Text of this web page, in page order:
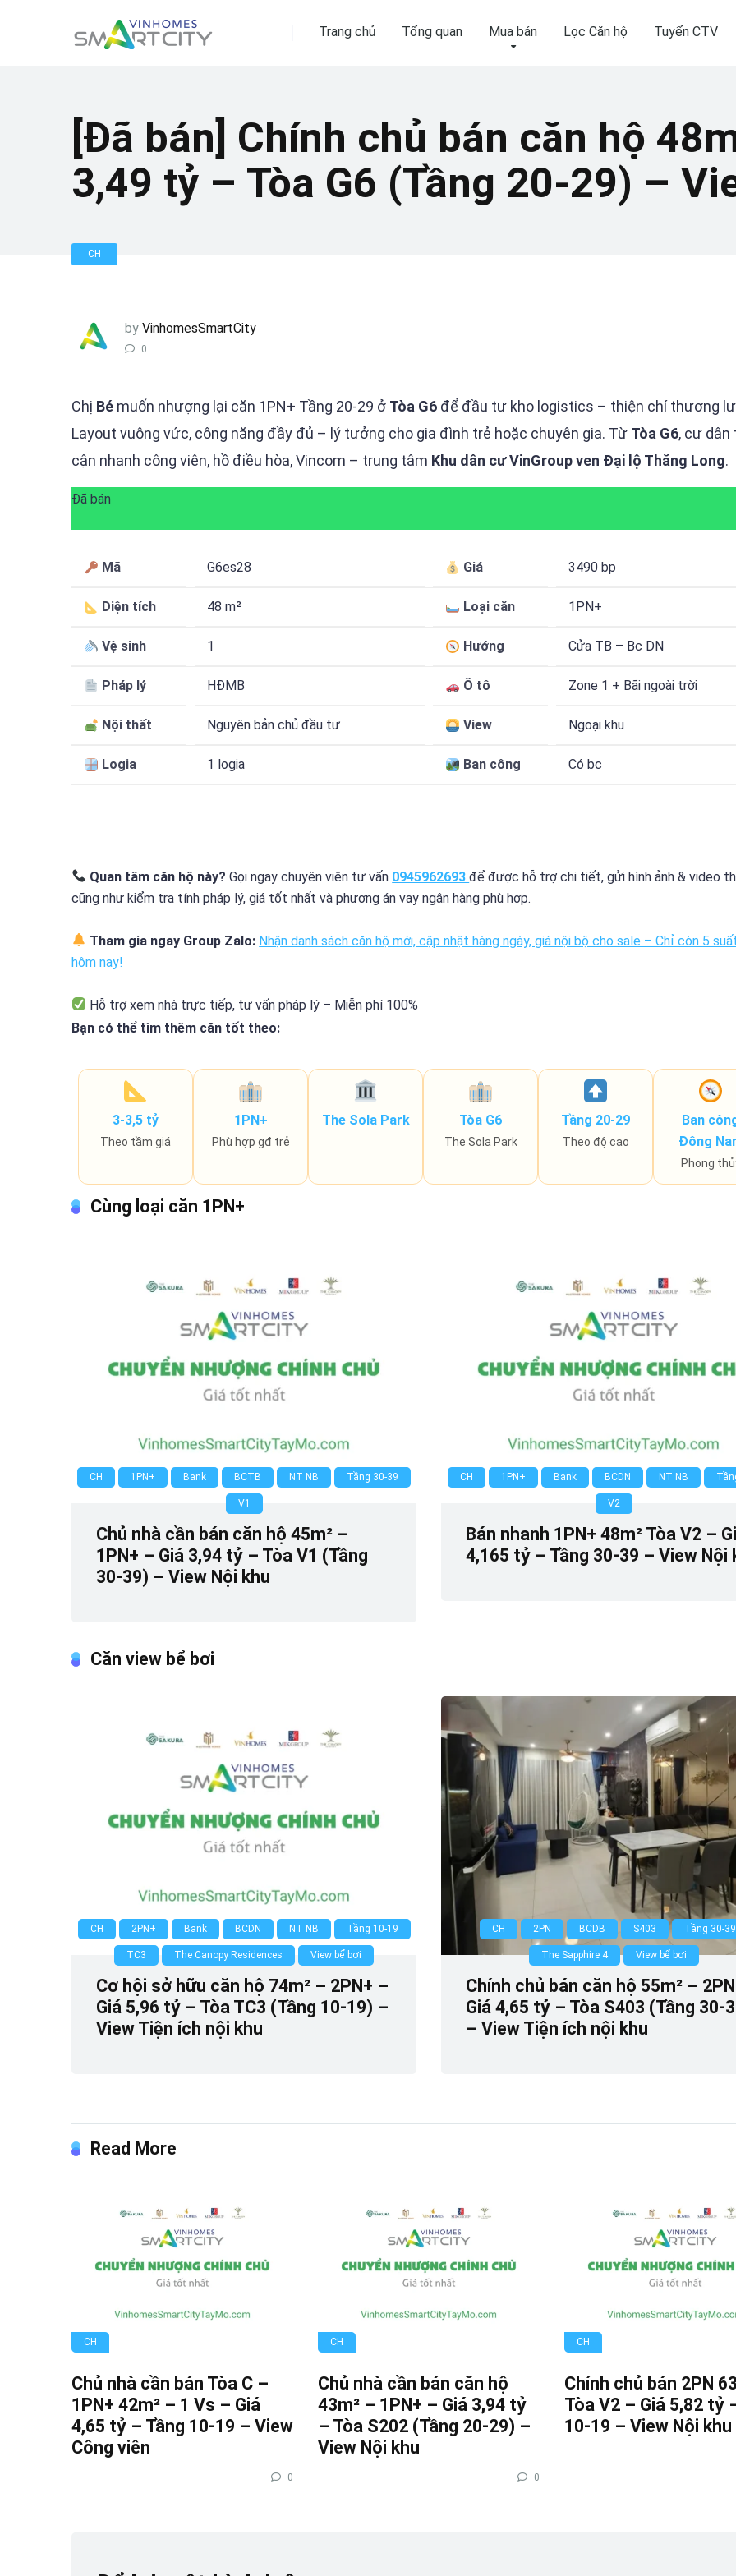
Trang chủ Tổng quan Mua bán Lọc Căn hộ Tuyển CTV
[Đã bán] Chính chủ bán căn hộ
3,49 tỷ – Tòa G6 (Tầng 20-29) –
CH
by VinhomesSmartCity
0
Chị Bé muốn nhượng lại căn 1PN+ Tầng 20-29 ở Tòa G6 để đầu tư kho logistics – thiện chí thương
Layout vuông vức, công năng đầy đủ – lý tưởng cho gia đình trẻ hoặc chuyên gia. Từ Tòa G6, cư dân
cận nhanh công viên, hồ điều hòa, Vincom – trung tâm Khu dân cư VinGroup ven Đại lộ Thăng Long.
Đã bán
Mã G6es28 Giá 3490 bp
Diện tích 48 m² Loại căn 1PN+
Vệ sinh 1 Hướng Cửa TB – Bc DN
Pháp lý HĐMB Ô tô Zone 1 + Bãi ngoài trời
Nội thất Nguyên bản chủ đầu tư View Ngoại khu
Logia 1 logia Ban công Có bc
Quan tâm căn hộ này? Gọi ngay chuyên viên tư vấn 0945962693để được hỗ trợ chi tiết, gửi hình ảnh & video
cũng như kiểm tra tính pháp lý, giá tốt nhất và phương án vay ngân hàng phù hợp.
Tham gia ngay Group Zalo: Nhận danh sách căn hộ mới, cập nhật hàng ngày, giá nội bộ cho sale – Chỉ còn 5
hôm nay!
Hỗ trợ xem nhà trực tiếp, tư vấn pháp lý – Miễn phí 100%
Bạn có thể tìm thêm căn tốt theo:
3-3,5 tỷ
Theo tầm giá
1PN+
Phù hợp gđ trẻ
The Sola Park Tòa G6
The Sola Park
Tầng 20-29
Theo độ cao
Ban
Đông
Phong
Cùng loại căn 1PN+
CH 1PN+ Bank BCTB NT NB Tầng 30-39
V1
Chủ nhà cần bán căn hộ 45m² –
1PN+ – Giá 3,94 tỷ – Tòa V1 (Tầng
30-39) – View Nội khu
CH 1PN+ Bank BCDN NT NB
V2
Bán nhanh 1PN+ 48m² Tòa V2 –
4,165 tỷ – Tầng 30-39 – View Nội
Căn view bể bơi
CH 2PN+ Bank BCDN NT NB Tầng 10-19
TC3 The Canopy Residences View bể bơi
Cơ hội sở hữu căn hộ 74m² – 2PN+ –
Giá 5,96 tỷ – Tòa TC3 (Tầng 10-19) –
View Tiện ích nội khu
CH 2PN BCDB S403 Tầng 30-39
The Sapphire 4 View bể bơi
Chính chủ bán căn hộ 55m² –
Giá 4,65 tỷ – Tòa S403 (Tầng 30-
– View Tiện ích nội khu
Read More
CH
Chủ nhà cần bán Tòa C –
1PN+ 42m² – 1 Vs – Giá
4,65 tỷ – Tầng 10-19 – View
Công viên
0
CH
Chủ nhà cần bán căn hộ
43m² – 1PN+ – Giá 3,94 tỷ
– Tòa S202 (Tầng 20-29) –
View Nội khu
0
CH
Chính chủ bán 2PN
Tòa V2 – Giá 5,82 tỷ
10-19 – View Nội khu